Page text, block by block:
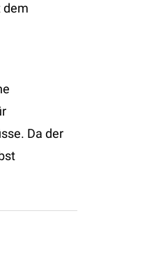
dem
Da der